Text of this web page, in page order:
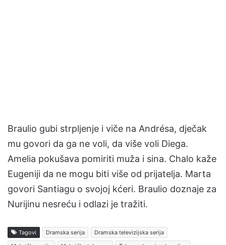
Braulio gubi strpljenje i viče na Andrésa, dječak
mu govori da ga ne voli, da više voli Diega.
Amelia pokušava pomiriti muža i sina. Chalo kaže
Eugeniji da ne mogu biti više od prijatelja. Marta
govori Santiagu o svojoj kćeri. Braulio doznaje za
Nurijinu nesreću i odlazi je tražiti.
Tagovi Dramska serija
Dramska televizijska serija